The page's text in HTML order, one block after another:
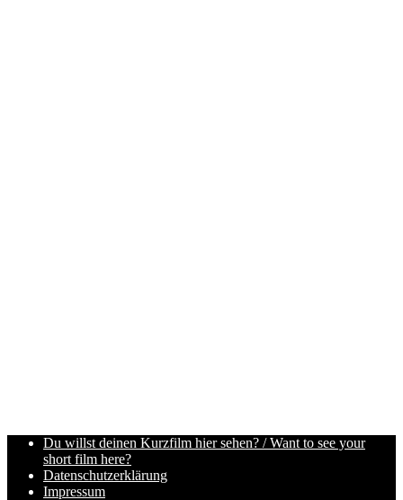
Du willst deinen Kurzfilm hier sehen? / Want to see your
short film here?
Datenschutzerklärung
Impressum